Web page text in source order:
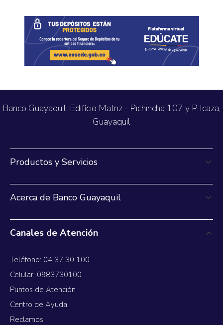
Banco Guayaquil, Edificio Matriz - Pichincha 107 y P Icaza,
Guayaquil
Productos y Servicios
Acerca de Banco Guayaquil
Canales de Atención
Teléfono: 04 37 30 100
Celular: 0983730100
Puntos de Atención
Centro de Ayuda
Reclamos